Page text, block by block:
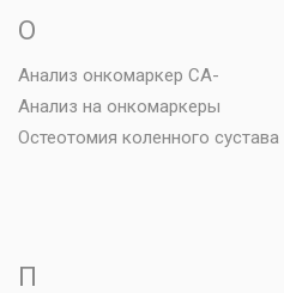
О
Анализ онкомаркер СА-
Анализ на онкомаркеры
Остеотомия коленного сустава
П